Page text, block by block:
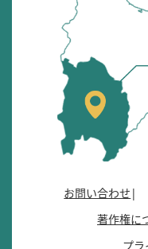
位
置
を
記
し
た
地
。
富
お問い合わせ
著作権に
プ